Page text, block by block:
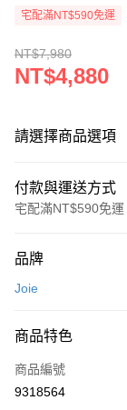
宅配滿NT$590免運
NT$7,980
NT$4,880
請選擇商品選項
付款與運送方式
宅配滿NT$590免運
信用卡一次付款
Apple Pay
街口支付
品牌
Joie
商品特色
商品編號
9318564